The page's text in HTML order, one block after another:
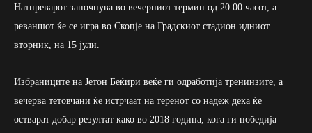
Натпреварот започнува во вечерниот термин од 20:00 часот, а
реваншот ќе се игра во Скопје на Градскиот стадион идниот
вторник, на 15 јули.
Избраниците на Јетон Беќири веќе ги одработија тренинзите, а
вечерва тетовчани ќе истрчаат на теренот со надеж дека ќе
остварат добар резултат како во 2018 година, кога ги победија